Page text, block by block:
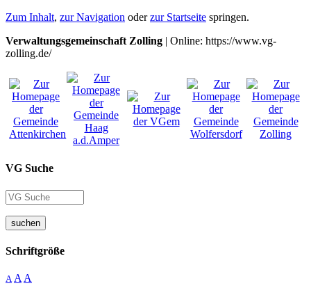
Zum Inhalt, zur Navigation oderzur Startseite springen.
Verwaltungsgemeinschaft Zolling | Online: https://www.vg-
zolling.de/
VG Suche
suchen
Schriftgröße
A A A